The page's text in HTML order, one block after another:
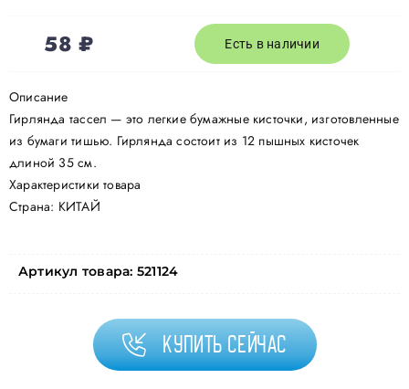
Политика конфиденциальности
58₽ Есть в наличии
Описание
Гирлянда тассел — это легкие бумажные кисточки, изготовленные
из бумаги тишью. Гирлянда состоит из 12 пышных кисточек
длиной 35 см.
Характеристики товара
Страна: КИТАЙ
Артикул товара: 521124
Купить сейчас